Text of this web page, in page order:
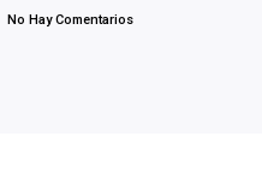
No Hay Comentarios